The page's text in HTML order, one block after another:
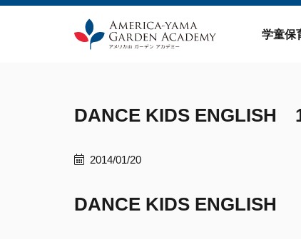
Skip
学童保
DANCE KIDS ENGLISH
2014/01/20
DANCE KIDS ENGLISH